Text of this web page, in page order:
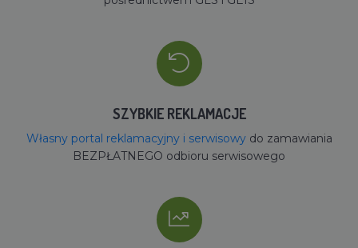
SZYBKIE REKLAMACJE
Własny portal reklamacyjny i serwisowydo zamawiania
BEZPŁATNEGO odbioru serwisowego